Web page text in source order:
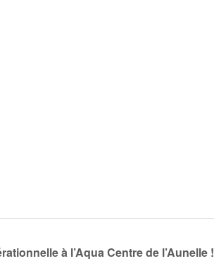
à l’Aqua Centre de l’Aunelle !